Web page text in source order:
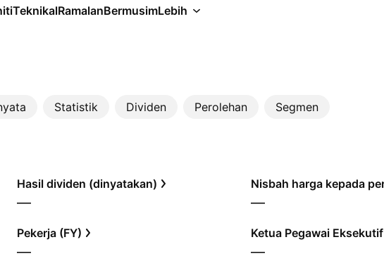
TeknikalRamalanBermusimLebih
Statistik Dividen Perolehan Segmen
Hasil dividen (dinyatakan)
— —
Pekerja (FY)
—
Ketua Pegawai Eksekutif
—